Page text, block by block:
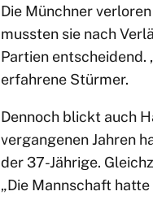
Die Münchner
mussten sie nach
Partien entscheidend.
erfahrene Stürmer.
Dennoch blickt auch
vergangenen Jahren
der 37-Jährige.
„Die Mannschaft